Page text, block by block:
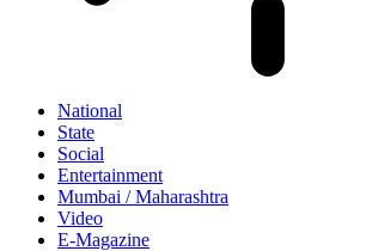
National
State
Social
Entertainment
Mumbai / Maharashtra
Video
E-Magazine